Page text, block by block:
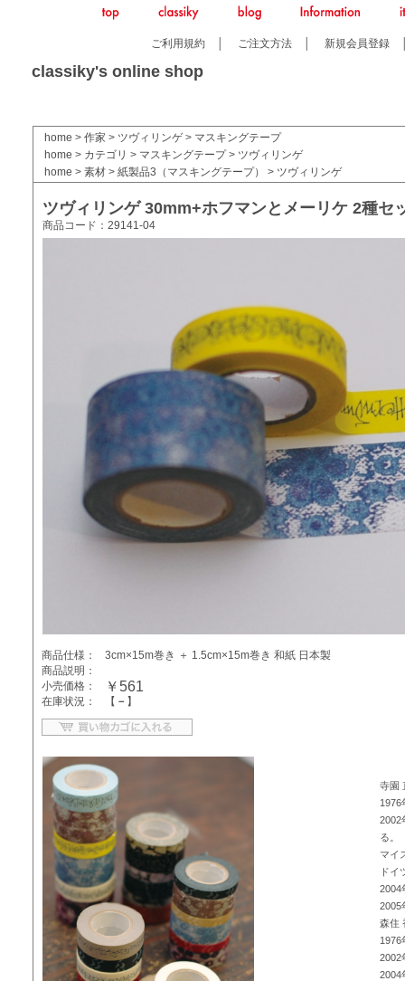
ご利用規約 ご注文方法 新規会員登録
classiky's online shop
home > 作家 > ツヴィリンゲ> マスキングテープ
home > カテゴリ > マスキングテープ> ツヴィリンゲ
home > 素材 > 紙製品3（マスキングテープ） > ツヴィリンゲ
ツヴィリンゲ 30mm+ホフマンとメーリケ 2種セ
商品コード：29141-04
商品仕様：
3cm×15m巻き ＋ 1.5cm×15m巻き 和紙 日本製
商品説明：
小売価格：
￥561
在庫状況： 【 － 】
寺園
1976
2002
る。
マイ
ドイ
2004
2005
森住
1976
2002
2004